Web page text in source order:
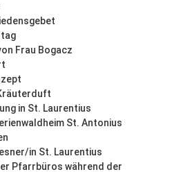
Frau Bogacz
in St. Laurentius
St. Antonius
in St. Laurentius
Pfarrbüros während der